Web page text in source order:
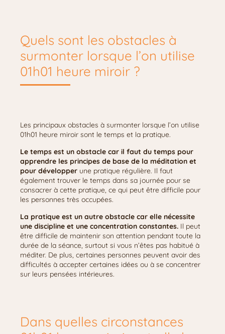
Quels sont les obstacles à
surmonter lorsque l’on utilise
01h01 heure miroir ?
Les principaux obstacles à surmonter lorsque l’on utilise
01h01 heure miroir sont le temps et la pratique.
Le temps est un obstacle car il faut du temps pour
apprendre les principes de base de la méditation et
pour développer une pratique régulière. Il faut
également trouver le temps dans sa journée pour se
consacrer à cette pratique, ce qui peut être difficile pour
les personnes très occupées.
La pratique est un autre obstacle car elle nécessite
une discipline et une concentration constantes. Il peut
être difficile de maintenir son attention pendant toute la
durée de la séance, surtout si vous n’êtes pas habitué à
méditer. De plus, certaines personnes peuvent avoir des
difficultés à accepter certaines idées ou à se concentrer
sur leurs pensées intérieures.
Dans quelles circonstances